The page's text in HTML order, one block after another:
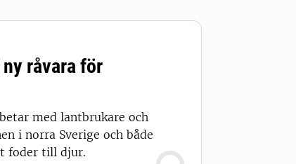
råvara för
med lantbrukare och
i norra Sverige och både
foder till djur.